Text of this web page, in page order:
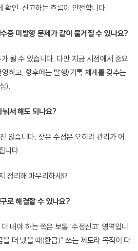
확인·신고하는 흐름이 안전합니다.
증 미발행 문제가 같이 불거질 수 있나요?
될 수 있습니다. 다만 지금 시점에서 중요
하고, 향후에는 발행/기록 체계를 갖추는
).
서 해도 되나요?
않습니다. 잦은 수정은 오히려 관리가 어
니다.
정리해 마무리하세요.
로 해결할 수 있나요?
내야 하는 쪽은 보통 ‘수정신고’ 영역입니
을 더 냈을 때(환급)” 쓰는 제도라 목적이 다